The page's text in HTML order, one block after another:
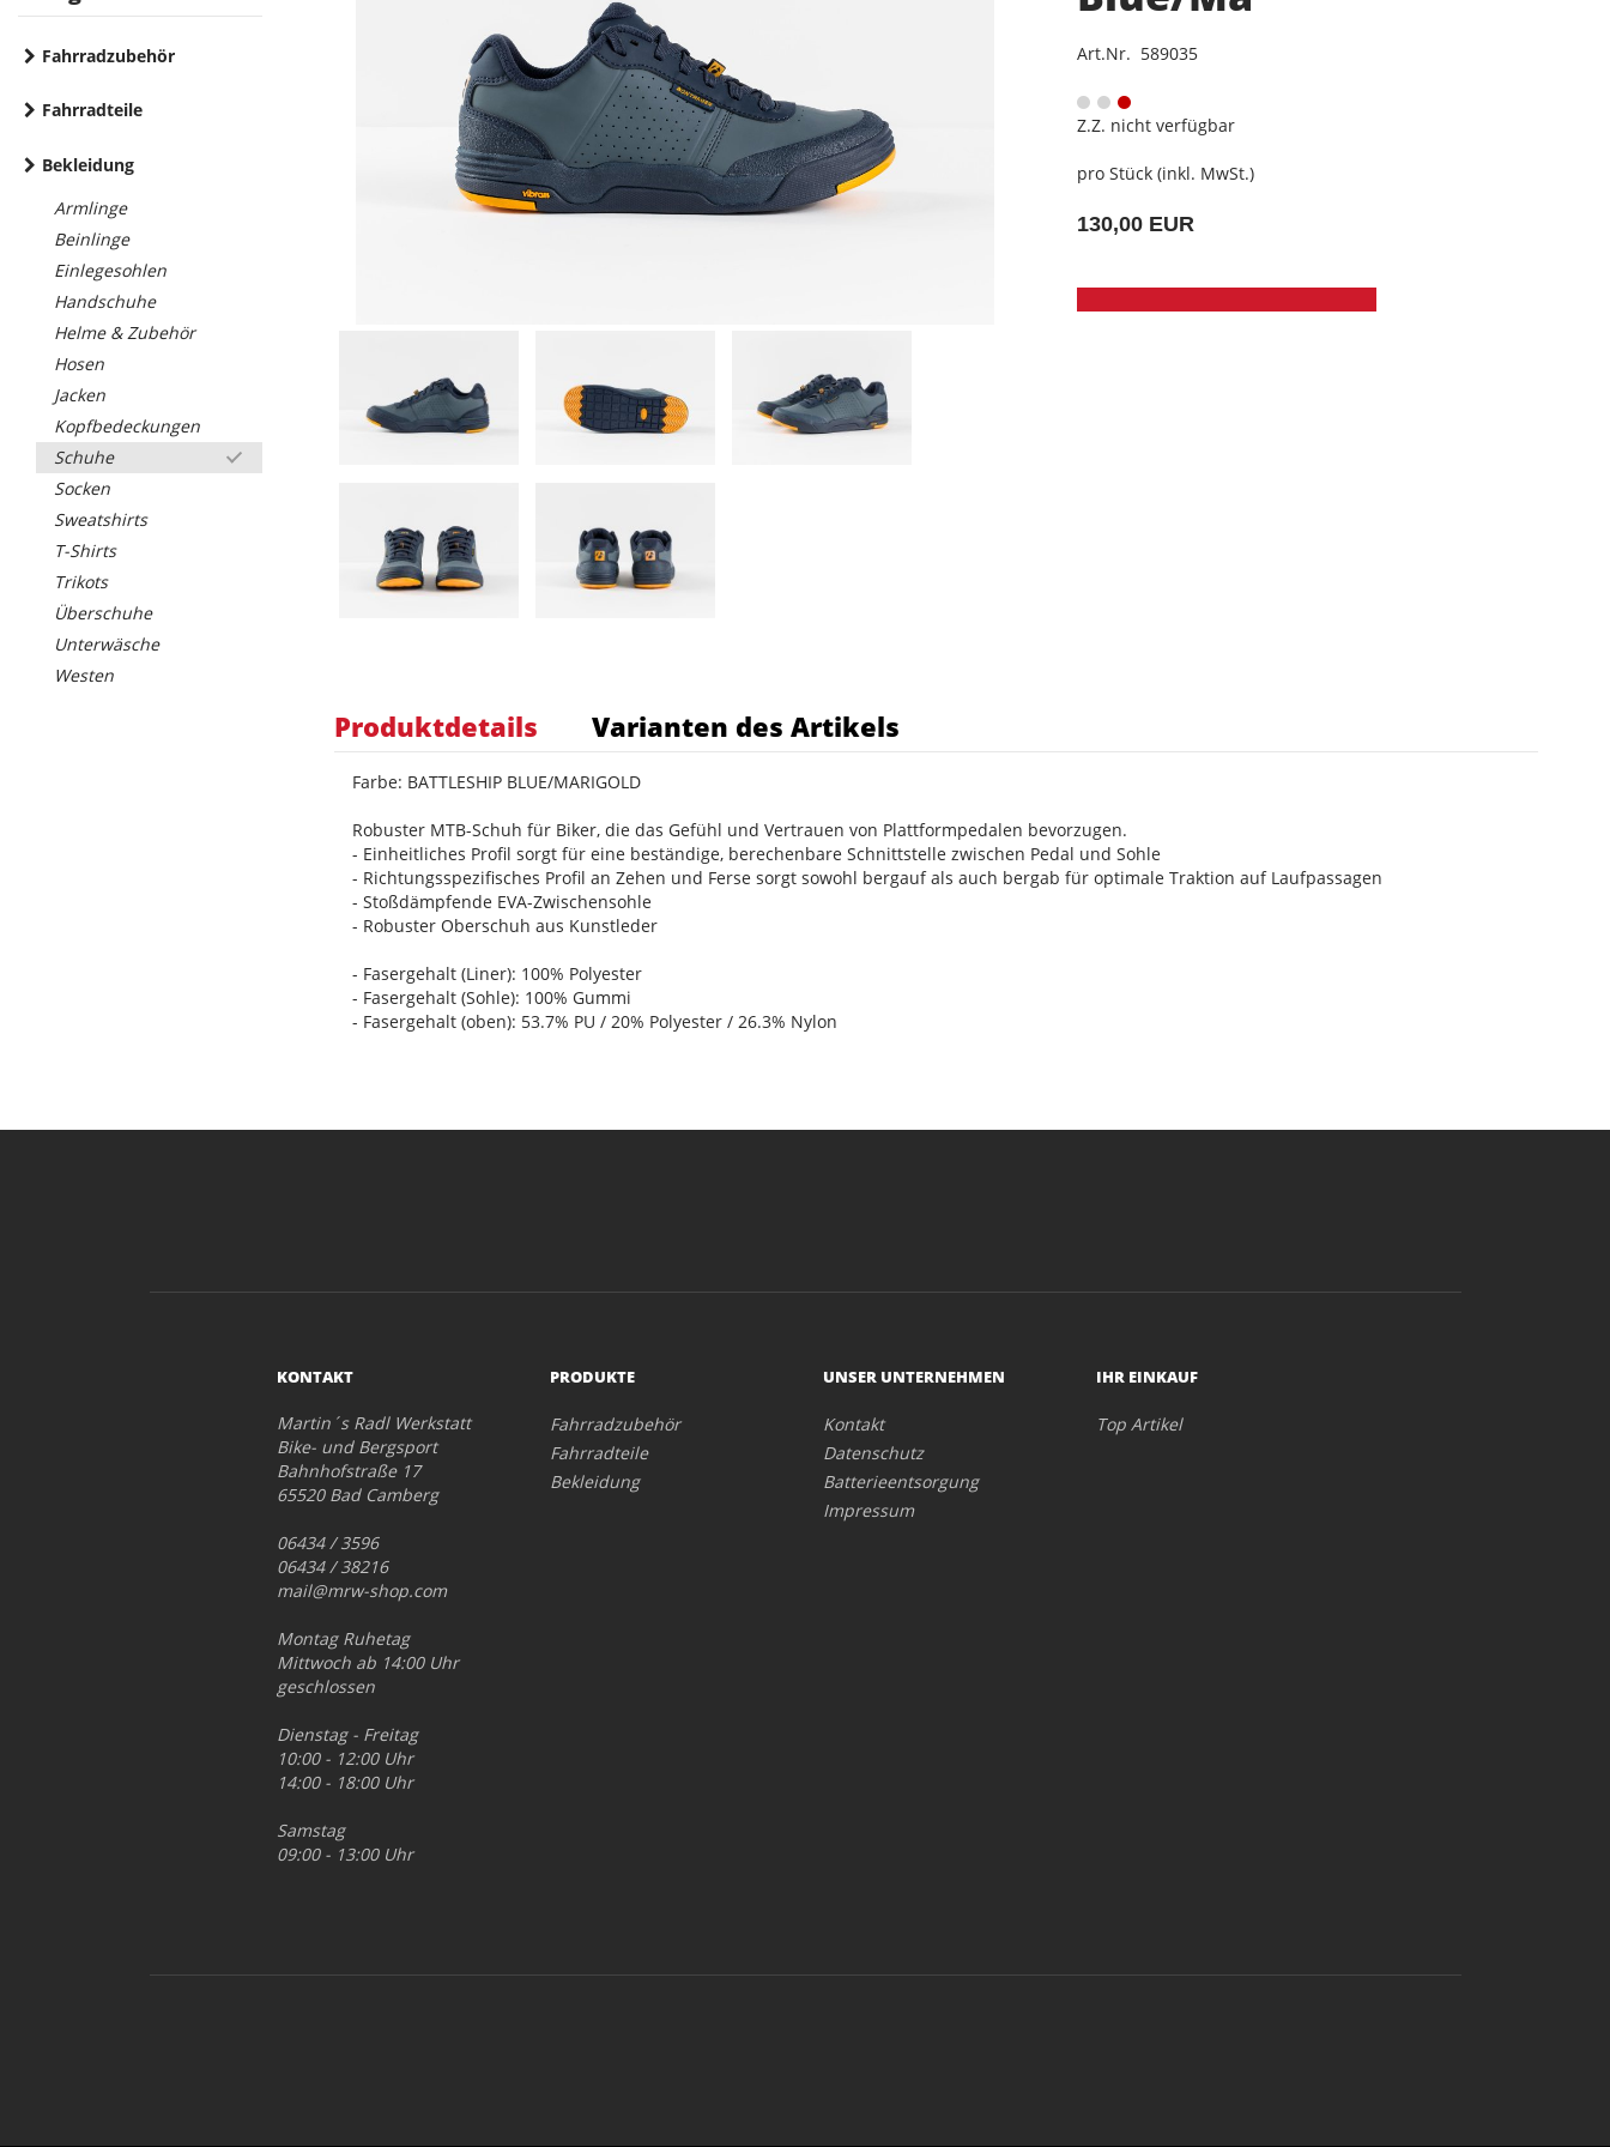
Fahrradzubehör
Fahrradteile
Bekleidung
Armlinge
Beinlinge
Einlegesohlen
Handschuhe
Helme & Zubehör
Hosen
Jacken
Kopfbedeckungen
Schuhe
Socken
Sweatshirts
T-Shirts
Trikots
Überschuhe
Unterwäsche
Westen
Art.Nr. 589035
Z.Z. nicht verfügbar
pro Stück (inkl. MwSt.)
130,00 EUR
Produktdetails Varianten des Artikels
Farbe: BATTLESHIP BLUE/MARIGOLD
Robuster MTB-Schuh für Biker, die das Gefühl und Vertrauen von Plattformpedalen bevorzugen.
- Einheitliches Profil sorgt für eine beständige, berechenbare Schnittstelle zwischen Pedal und Sohle
- Richtungsspezifisches Profil an Zehen und Ferse sorgt sowohl bergauf als auch bergab für optimale Traktion auf Laufpassagen
- Stoßdämpfende EVA-Zwischensohle
- Robuster Oberschuh aus Kunstleder
- Fasergehalt (Liner): 100% Polyester
- Fasergehalt (Sohle): 100% Gummi
- Fasergehalt (oben): 53.7% PU / 20% Polyester / 26.3% Nylon
KONTAKT
Martin´s Radl Werkstatt
Bike- und Bergsport
Bahnhofstraße 17
65520 Bad Camberg
06434 / 3596
06434 / 38216
mail@mrw-shop.com
Montag Ruhetag
Mittwoch ab 14:00 Uhr
geschlossen
Dienstag - Freitag
10:00 - 12:00 Uhr
14:00 - 18:00 Uhr
Samstag
09:00 - 13:00 Uhr
PRODUKTE
Fahrradzubehör
Fahrradteile
Bekleidung
UNSER UNTERNEHMEN
Kontakt
Datenschutz
Batterieentsorgung
Impressum
IHR EINKAUF
Top Artikel